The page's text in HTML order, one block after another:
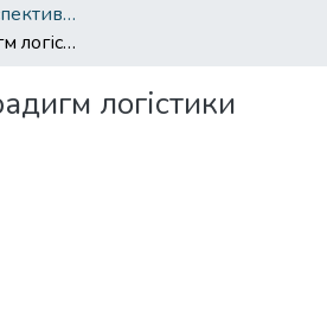
Проблеми та перспективи розвитку підприємництва
Розробка парадигм логістики
логістики